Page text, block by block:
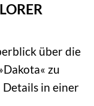
über die
zu
in einer